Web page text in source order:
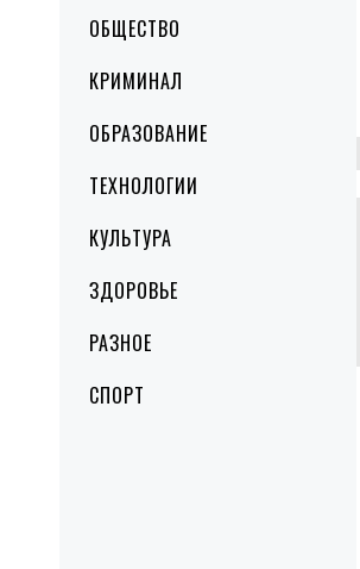
ОБЩЕСТВО
КРИМИНАЛ
ОБРАЗОВАНИЕ
ТЕХНОЛОГИИ
КУЛЬТУРА
ЗДОРОВЬЕ
РАЗНОЕ
СПОРТ